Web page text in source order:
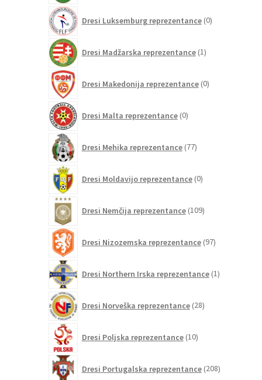
Dresi Luksemburg reprezentance 0izdelkov
Dresi Madžarska reprezentance 1izdelek
Dresi Makedonija reprezentance 0izdelkov
Dresi Malta reprezentance 0izdelkov
Dresi Mehika reprezentance 77izdelkov
Dresi Moldavijo reprezentance 0izdelkov
Dresi Nemčija reprezentance 109izdelkov
Dresi Nizozemska reprezentance 97izdelkov
Dresi Northern Irska reprezentance 1izdelek
Dresi Norveška reprezentance 28izdelkov
Dresi Poljska reprezentance 10izdelkov
Dresi Portugalska reprezentance 208izdelkov